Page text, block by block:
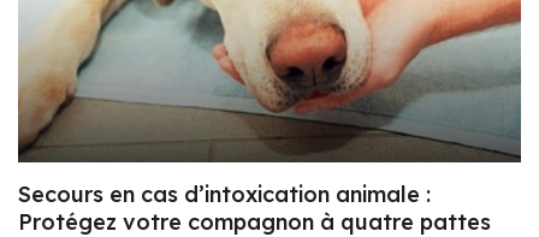
Secours en cas d’intoxication animale :
Protégez votre compagnon à quatre pattes